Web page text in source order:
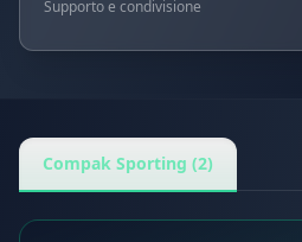
Supporto e condivisione
Compak Sporting (2)